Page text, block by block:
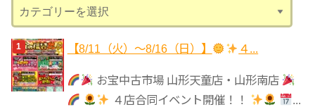
テ
ゴ
リ
ー
【8/11（火）～8/16（日）】 ４...
お宝中古市場 山形天童店・山形南店
４店合同イベント開催！！
...